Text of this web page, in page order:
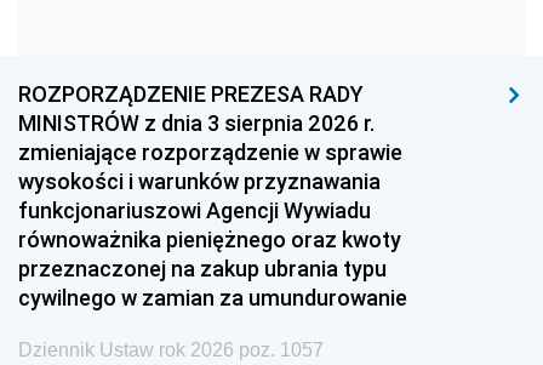
1957 1956
1954 1953
1951 1950
1948 1947
1945 1944 1939
1938 1937 1936
1935 1934
ROZPORZĄDZENIE PREZESA RADY
MINISTRÓW z dnia 3 sierpnia 2026 r.
zmieniające rozporządzenie w sprawie
wysokości i warunków przyznawania
funkcjonariuszowi Agencji Wywiadu
równoważnika pieniężnego oraz kwoty
przeznaczonej na zakup ubrania typu
cywilnego w zamian za umundurowanie
Dziennik Ustaw rok 2026 poz. 1057